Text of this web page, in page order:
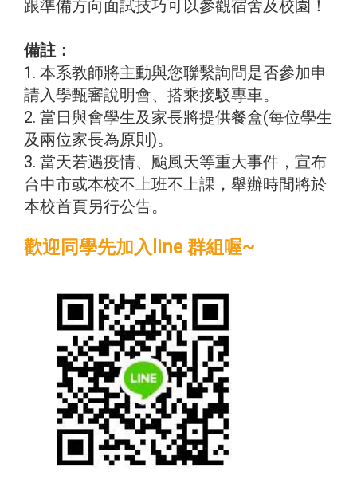
跟準備方向面試技巧可以參觀宿舍及校園！
備註：
1. 本系教師將主動與您聯繫詢問是否參加申
請入學甄審說明會、搭乘接駁專車。
2. 當日與會學生及家長將提供餐盒(每位學生
及兩位家長為原則)。
3. 當天若遇疫情、颱風天等重大事件，宣布
台中市或本校不上班不上課，舉辦時間將於
本校首頁另行公告。
歡迎同學先加入line 群組喔~